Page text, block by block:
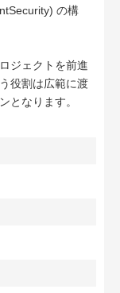
の構
ジェクトを前進
役割は広範に渡
となります。